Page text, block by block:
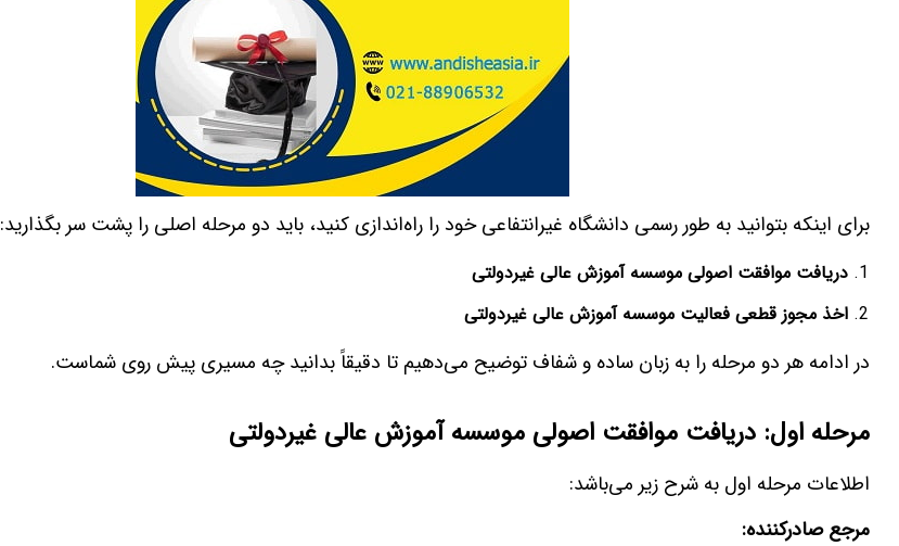
برای اینکه بتوانید به طور رسمی دانشگاه غیرانتفاعی خود را راه‌اندازی کنید، باید دو مرحله اصلی را پشت سر بگذارید:
دریافت موافقت اصولی موسسه آموزش عالی غیردولتی
اخذ مجوز قطعی فعالیت موسسه آموزش عالی غیردولتی
در ادامه هر دو مرحله را به زبان ساده و شفاف توضیح می‌دهیم تا دقیقاً بدانید چه مسیری پیش روی شماست.
مرحله اول: دریافت موافقت اصولی موسسه آموزش عالی غیردولتی
اطلاعات مرحله اول به شرح زیر می‌باشد:
مرجع صادرکننده: